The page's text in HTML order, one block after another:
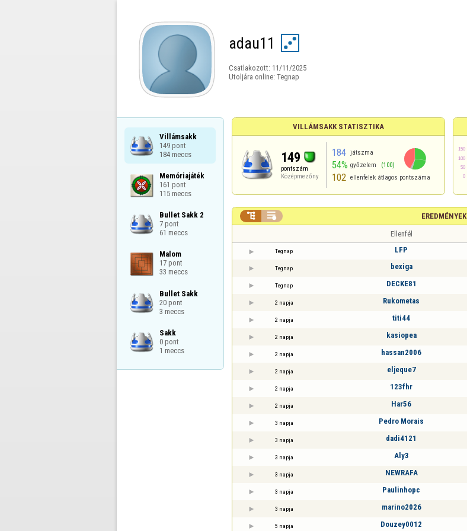
adau11
Csatlakozott: 11/11/2025
Utoljára online: Tegnap
Villámsakk
149 pont
184 meccs
Memóriajáték
161 pont
115 meccs
Bullet Sakk 2
7 pont
61 meccs
Malom
17 pont
33 meccs
Bullet Sakk
20 pont
3 meccs
Sakk
0 pont
1 meccs
VILLÁMSAKK STATISZTIKA
149
pontszám
Középmezőny
184 játszma
54% győzelem (100)
102 ellenfelek átlagos pontszáma
EREDMÉNYEK
 
Ellenfél
Tegnap LFP
Tegnap bexiga
Tegnap DECKE81
2 napja Rukometas
2 napja titi44
2 napja kasiopea
2 napja hassan2006
2 napja eljeque7
2 napja 123fhr
2 napja Har56
3 napja Pedro Morais
3 napja dadi4121
3 napja Aly3
3 napja NEWRAFA
3 napja Paulinhopc
3 napja marino2026
5 napja Douzey0012